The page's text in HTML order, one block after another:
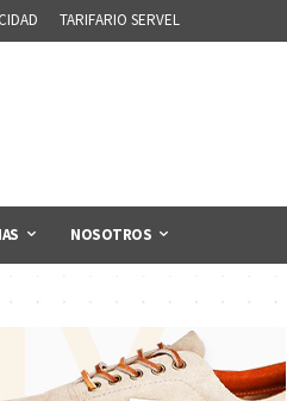
TARIFARIO SERVEL
NOSOTROS